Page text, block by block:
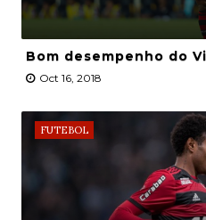
Bom desempenho do
Oct 16, 2018
FUTEBOL